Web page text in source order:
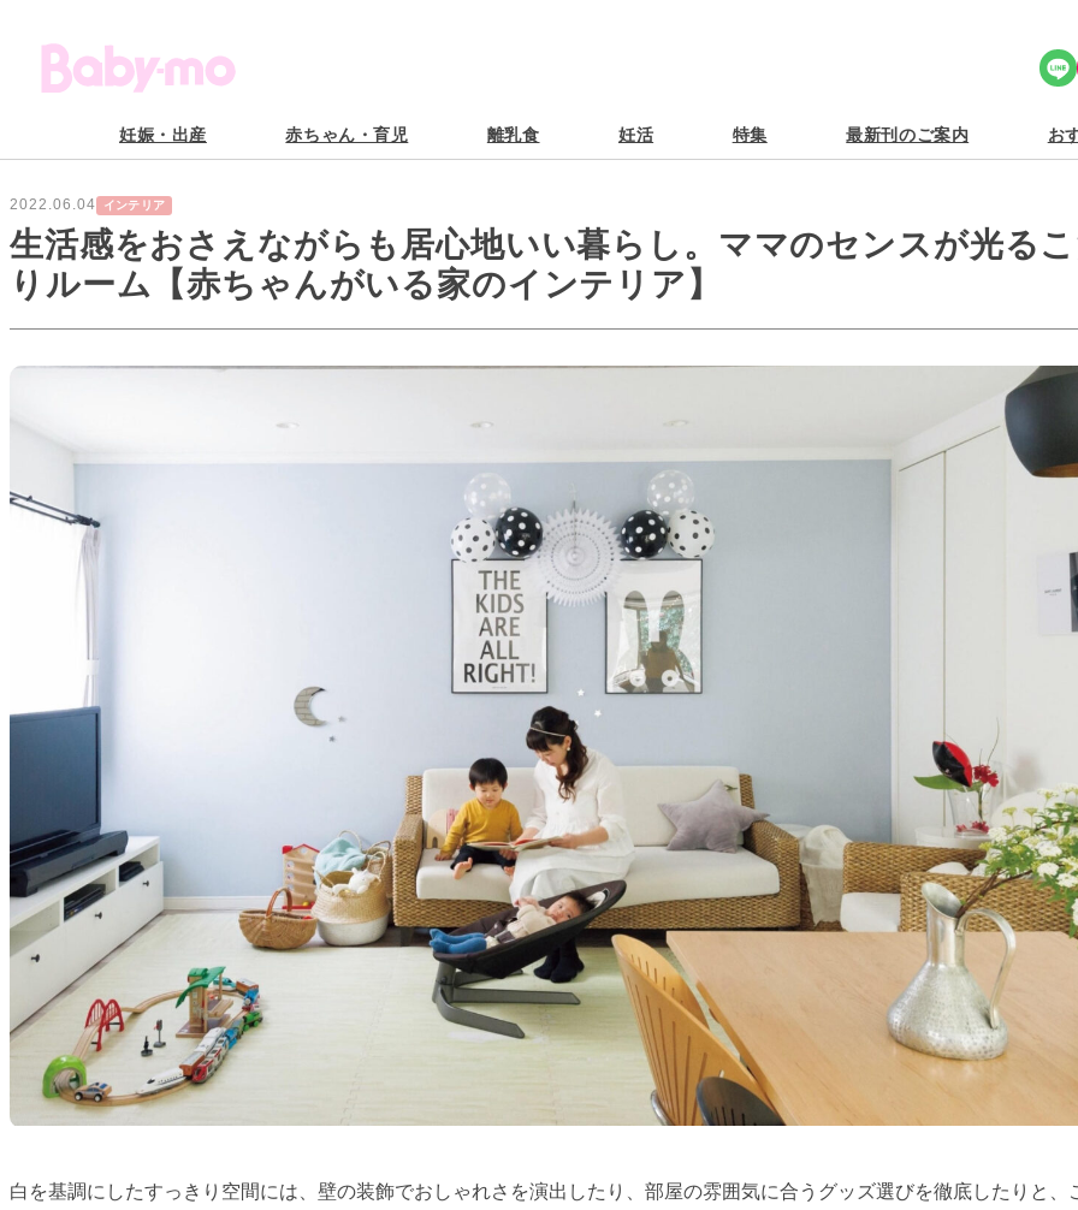
Share Icon
妊娠・出産 赤ちゃん・育児 離乳食 妊活 特集 最新刊のご案内 お
2022.06.04 インテリア
生活感をおさえながらも居心地いい暮らし。ママのセンスが光る
りルーム【赤ちゃんがいる家のインテリア】
白を基調にしたすっきり空間には、壁の装飾でおしゃれさを演出したり、部屋の雰囲気に合うグッズ選びを徹底したりと、